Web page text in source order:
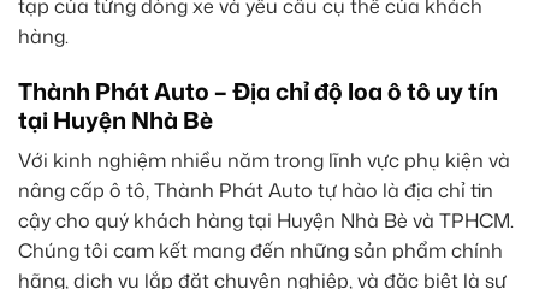
tạp của từng dòng xe và yêu cầu cụ thể của khách
hàng.
Thành Phát Auto – Địa chỉ độ loa ô tô uy tín
tại Huyện Nhà Bè
Với kinh nghiệm nhiều năm trong lĩnh vực phụ kiện và
nâng cấp ô tô, Thành Phát Auto tự hào là địa chỉ tin
cậy cho quý khách hàng tại Huyện Nhà Bè và TPHCM.
Chúng tôi cam kết mang đến những sản phẩm chính
hãng, dịch vụ lắp đặt chuyên nghiệp, và đặc biệt là sự